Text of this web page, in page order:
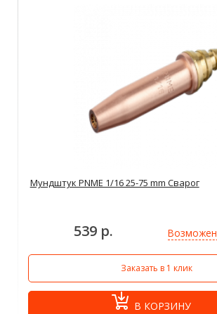
Мундштук PNME 1/16 25-75 mm Сварог
539 р.
Заказать в 1 клик
В КОРЗИНУ